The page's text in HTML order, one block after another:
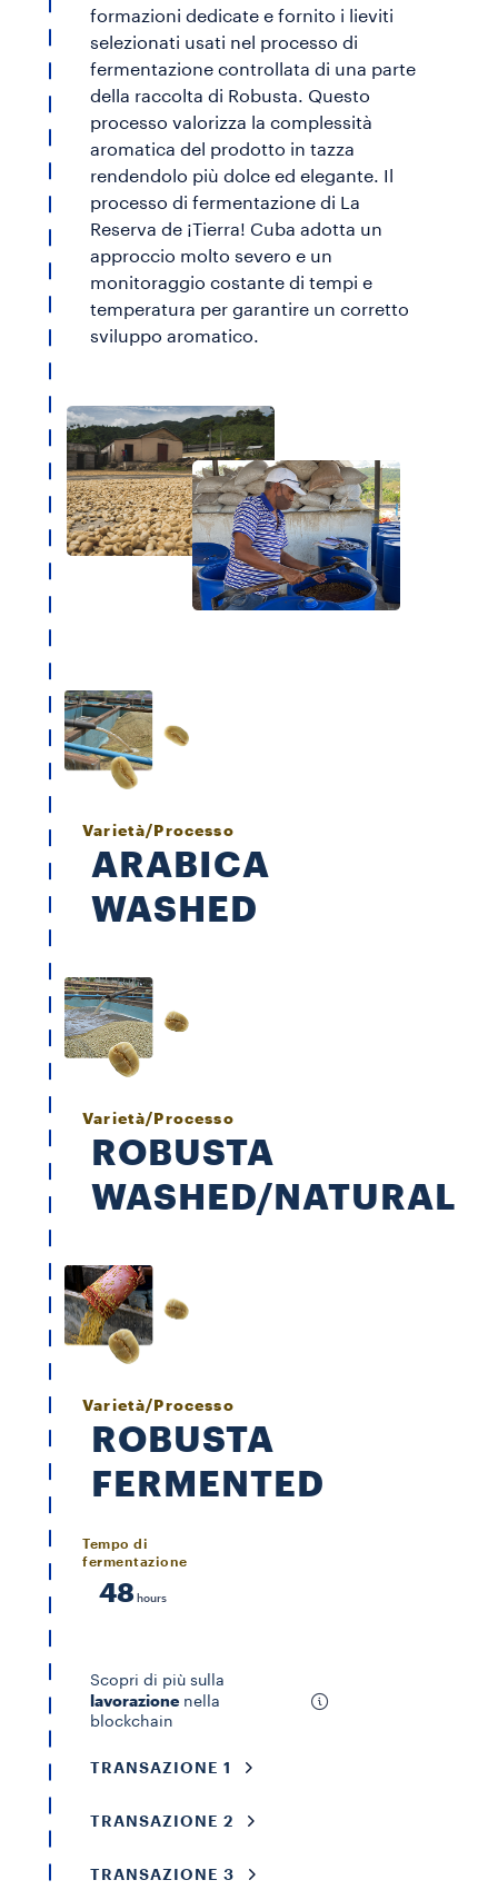
formazioni dedicate e fornito i lieviti
selezionati usati nel processo di
fermentazione controllata di una parte
della raccolta di Robusta. Questo
processo valorizza la complessità
aromatica del prodotto in tazza
rendendolo più dolce ed elegante. Il
processo di fermentazione di La
Reserva de ¡Tierra! Cuba adotta un
approccio molto severo e un
monitoraggio costante di tempi e
temperatura per garantire un corretto
sviluppo aromatico.
Varietà/Processo
ARABICA
WASHED
Varietà/Processo
ROBUSTA
WASHED/NATURAL
Varietà/Processo
ROBUSTA
FERMENTED
Tempo di
fermentazione
48 hours
Scopri di più sulla
lavorazione nella
blockchain
TRANSAZIONE 1
TRANSAZIONE 2
TRANSAZIONE 3